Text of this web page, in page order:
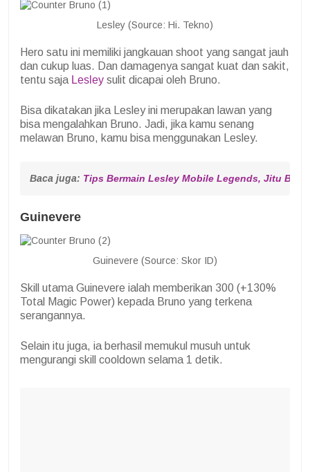
Lesley (Source: Hi. Tekno)
Hero satu ini memiliki jangkauan shoot yang sangat jauh
dan cukup luas. Dan damagenya sangat kuat dan sakit,
tentu saja Lesley sulit dicapai oleh Bruno.
Bisa dikatakan jika Lesley ini merupakan lawan yang
bisa mengalahkan Bruno. Jadi, jika kamu senang
melawan Bruno, kamu bisa menggunakan Lesley.
Baca juga: Tips Bermain Lesley Mobile Legends, Jitu
Guinevere
Guinevere (Source: Skor ID)
Skill utama Guinevere ialah memberikan 300 (+130%
Total Magic Power) kepada Bruno yang terkena
serangannya.
Selain itu juga, ia berhasil memukul musuh untuk
mengurangi skill cooldown selama 1 detik.